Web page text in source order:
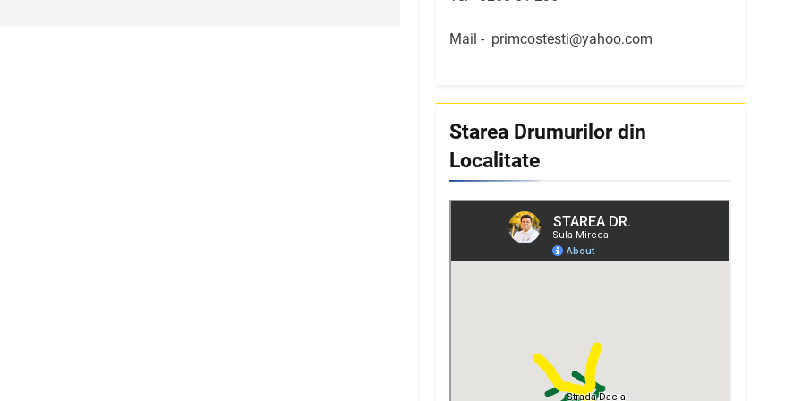
Mail - primcostesti@yahoo.com
Starea Drumurilor din
Localitate